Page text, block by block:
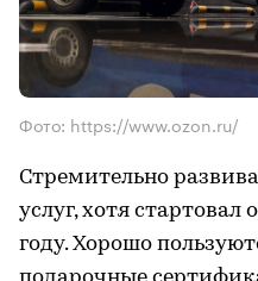
Фото: https://www.ozon.ru/
Стремительно
услуг, хотя стартовал
году. Хорошо